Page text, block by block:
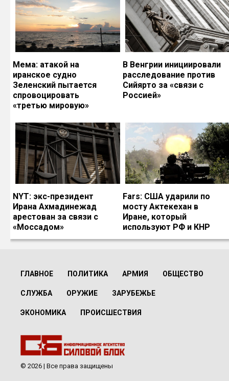
Мема: атакой на
иранское судно
Зеленский пытается
спровоцировать
«третью мировую»
В Венгрии инициировали
расследование против
Сийярто за «связи с
Россией»
NYT: экс-президент
Ирана Ахмадинежад
арестован за связи с
«Моссадом»
Fars: США ударили по
мосту Актекехан в
Иране, который
используют РФ и КНР
ГЛАВНОЕ ПОЛИТИКА АРМИЯ ОБЩЕСТВО
СЛУЖБА ОРУЖИЕ ЗАРУБЕЖЬЕ
ЭКОНОМИКА ПРОИСШЕСТВИЯ
© 2026 | Все права защищены